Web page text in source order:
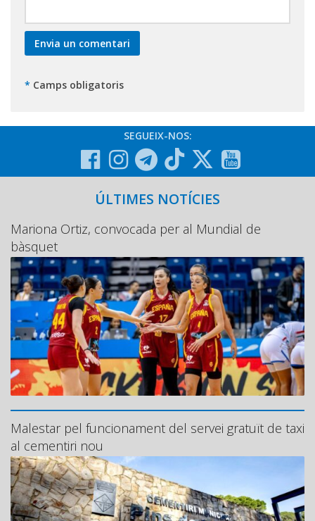
* Camps obligatoris
SEGUEIX-NOS:
ÚLTIMES NOTÍCIES
Mariona Ortiz, convocada per al Mundial de
bàsquet
Malestar pel funcionament del servei gratuït de taxi
al cementiri nou